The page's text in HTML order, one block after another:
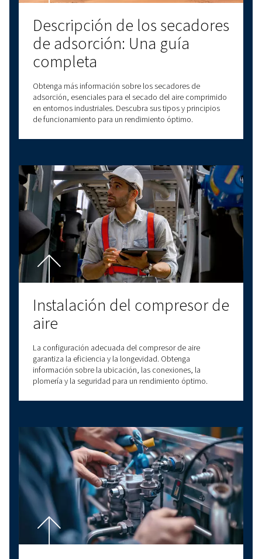
¿Tiene preguntas sobre cómo elegir el
adecuado para sus necesidades específicas?
expertos están a su disposición para ayudarle
decisiones que mejoren sus procesos de
mejoren su eficiencia operativa.
ofrecemos una amplia gama de compresores
tornillo, compresores de pistón,
de aceite y soluciones de tratamiento del
También ofrecemos una amplia gama de
servicio para satisfacer todas sus
comprimido. Confíe en nuestra experiencia
ofrecer soluciones fiables y de alta calidad a la
vanguardia de la innovación. Con diversas
conectividad, tenemos una solución para
para obtener asistencia personalizada y
todas sus preguntas!
¡Consúltenos!
descubrir más productos